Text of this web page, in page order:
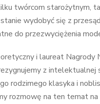
twórcom starożytnym,
wydobyć się z
do przezwyciężenia
i laureat Nagrody
z intelektualnej
rodzimego klasyka i
rozmowę na ten temat na